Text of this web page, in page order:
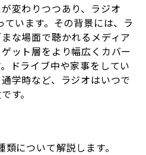
変わりつつあり、ラジオ
います。その背景には、ラ
な場面で聴かれるメディア
ット層をより幅広くカバー
ドライブ中や家事をしてい
学時など、ラジオはいつで
す。
について解説します。